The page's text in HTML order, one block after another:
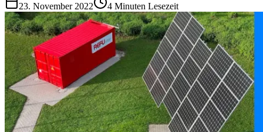
23. November 2022
4 Minuten Lesezeit